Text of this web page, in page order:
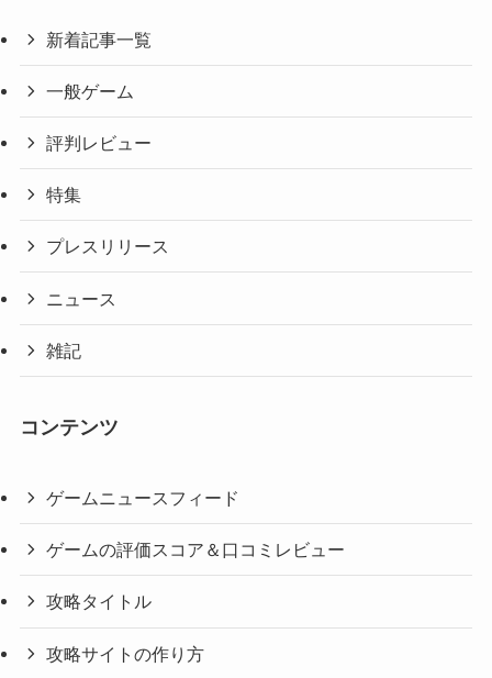
新着記事一覧
一般ゲーム
評判レビュー
特集
プレスリリース
ニュース
雑記
コンテンツ
ゲームニュースフィード
ゲームの評価スコア＆口コミレビュー
攻略タイトル
攻略サイトの作り方